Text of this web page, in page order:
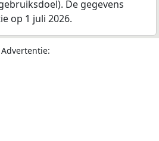
De gegevens
op 1 juli 2026.
Advertentie: